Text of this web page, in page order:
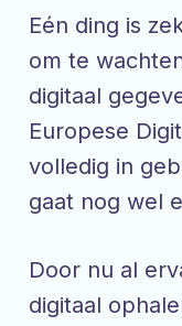
Eén ding is
om te
digitaal
Europese
volledig in
gaat nog wel
Door nu al
digitaal